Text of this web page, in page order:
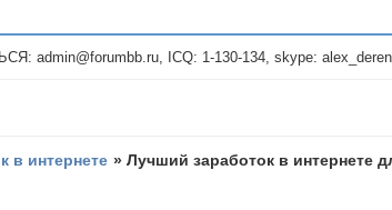
ICQ: 1-130-134, skype:
в интернете »Лучший заработок в интернете